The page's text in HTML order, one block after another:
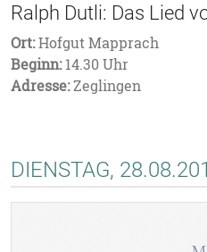
Ralph Dutli: Das Lied
Ort:Hofgut Mapprach
Beginn:14.30 Uhr
Adresse:Zeglingen
DIENSTAG,